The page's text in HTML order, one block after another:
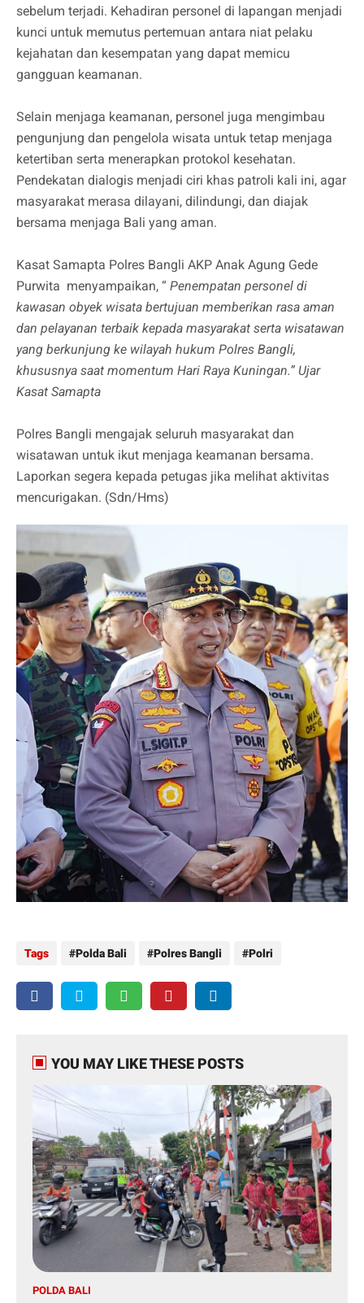
sebelum terjadi. Kehadiran personel di lapangan menjadi
kunci untuk memutus pertemuan antara niat pelaku
kejahatan dan kesempatan yang dapat memicu
gangguan keamanan.
Selain menjaga keamanan, personel juga mengimbau
pengunjung dan pengelola wisata untuk tetap menjaga
ketertiban serta menerapkan protokol kesehatan.
Pendekatan dialogis menjadi ciri khas patroli kali ini, agar
masyarakat merasa dilayani, dilindungi, dan diajak
bersama menjaga Bali yang aman.
Kasat Samapta Polres Bangli AKP Anak Agung Gede
Purwita menyampaikan, “ Penempatan personel di
kawasan obyek wisata bertujuan memberikan rasa aman
dan pelayanan terbaik kepada masyarakat serta wisatawan
yang berkunjung ke wilayah hukum Polres Bangli,
khususnya saat momentum Hari Raya Kuningan.” Ujar
Kasat Samapta
Polres Bangli mengajak seluruh masyarakat dan
wisatawan untuk ikut menjaga keamanan bersama.
Laporkan segera kepada petugas jika melihat aktivitas
mencurigakan. (Sdn/Hms)
Tags Polda Bali Polres Bangli Polri
YOU MAY LIKE THESE POSTS
POLDA BALI